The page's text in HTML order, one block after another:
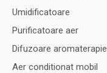
Umidificatoare
Purificatoare aer
Difuzoare aromaterapie
Aer conditionat mobil